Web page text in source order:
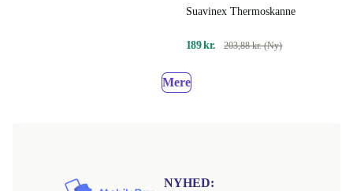
Suavinex Thermoskanne
189 kr. 203,88 kr. (Ny)
Mere
NYHED: